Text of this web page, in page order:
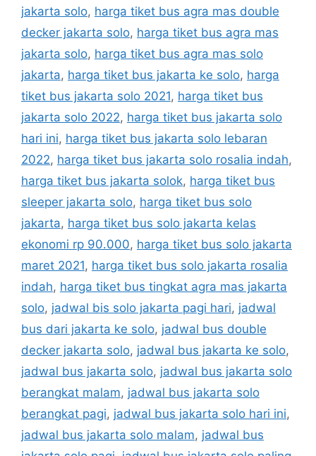
jakarta solo, harga tiket bus agra mas double
decker jakarta solo, harga tiket bus agra mas
jakarta solo, harga tiket bus agra mas solo
jakarta, harga tiket bus jakarta ke solo, harga
tiket bus jakarta solo 2021, harga tiket bus
jakarta solo 2022, harga tiket bus jakarta solo
hari ini, harga tiket bus jakarta solo lebaran
2022, harga tiket bus jakarta solo rosalia indah,
harga tiket bus jakarta solok, harga tiket bus
sleeper jakarta solo, harga tiket bus solo
jakarta, harga tiket bus solo jakarta kelas
ekonomi rp 90.000, harga tiket bus solo jakarta
maret 2021, harga tiket bus solo jakarta rosalia
indah, harga tiket bus tingkat agra mas jakarta
solo, jadwal bis solo jakarta pagi hari, jadwal
bus dari jakarta ke solo, jadwal bus double
decker jakarta solo, jadwal bus jakarta ke solo,
jadwal bus jakarta solo, jadwal bus jakarta solo
berangkat malam, jadwal bus jakarta solo
berangkat pagi, jadwal bus jakarta solo hari ini,
jadwal bus jakarta solo malam, jadwal bus